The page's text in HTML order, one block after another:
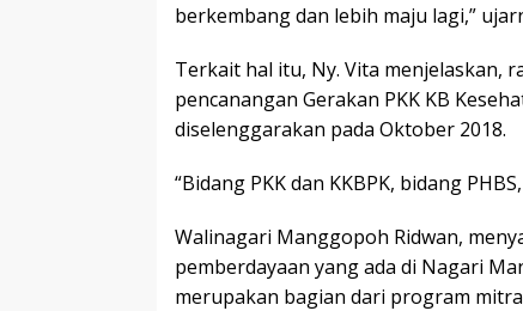
berkembang dan lebih maju lagi,”
Terkait hal itu, Ny. Vita menjelaskan,
pencanangan Gerakan PKK KB
diselenggarakan pada Oktober 2018.
“Bidang PKK dan KKBPK, bidang
Walinagari Manggopoh Ridwan,
pemberdayaan yang ada di Nagari
merupakan bagian dari program